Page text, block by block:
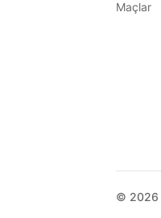
Maçlar
© 2026